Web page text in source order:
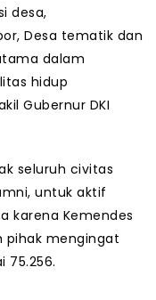
desa,
Desa tematik dan
dalam
hidup
Gubernur DKI
seluruh civitas
untuk aktif
karena Kemendes
pihak mengingat
75.256.